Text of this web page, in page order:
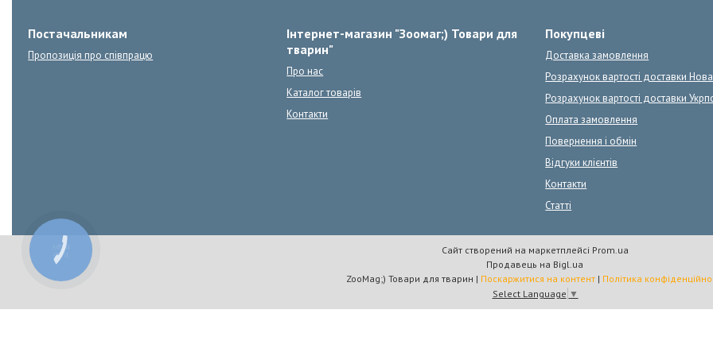
Постачальникам
Пропозиція про співпрацю
Інтернет-магазин "Зоомаг;) Товари для
тварин"
Про нас
Каталог товарів
Контакти
Покупцеві
Доставка замовлення
Розрахунок вартості доставки
Розрахунок вартості доставки
Оплата замовлення
Повернення і обмін
Відгуки клієнтів
Контакти
Статті
Сайт створений на маркетплейсі Prom.ua
Продавець на Bigl.ua
ZooMag;) Товари для тварин | Поскаржитися на контент | Політика
Select Language ▼
КНОПКА
ЗВ'ЯЗКУ